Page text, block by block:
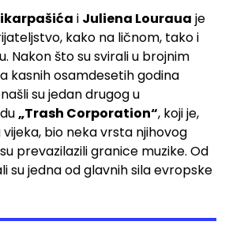
i Juliena Louraua je
kako na ličnom, tako i
Nakon što su svirali u brojnim
kasnih osamdesetih godina
su jedan drugog u
„Trash Corporation“, koji je,
bio neka vrsta njihovog
prevazilazili granice muzike. Od
su jedna od glavnih sila evropske